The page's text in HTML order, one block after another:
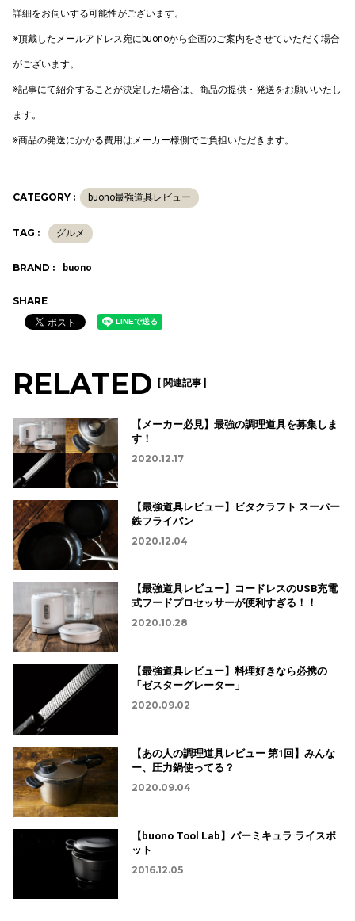
詳細をお伺いする可能性がございます。
※頂戴したメールアドレス宛にbuonoから企画のご案内をさせていただく場合
がございます。
※記事にて紹介することが決定した場合は、商品の提供・発送をお願いいたし
ます。
※商品の発送にかかる費用はメーカー様側でご負担いただきます。
CATEGORY : buono最強道具レビュー
TAG : グルメ
BRAND : buono
SHARE
RELATED [ 関連記事 ]
【メーカー必見】最強の調理道具を募集しま
す！
2020.12.17
【最強道具レビュー】ビタクラフト スーパー
鉄フライパン
2020.12.04
【最強道具レビュー】コードレスのUSB充電
式フードプロセッサーが便利すぎる！！
2020.10.28
【最強道具レビュー】料理好きなら必携の
「ゼスターグレーター」
2020.09.02
【あの人の調理道具レビュー 第1回】みんな
ー、圧力鍋使ってる？
2020.09.04
【buono Tool Lab】バーミキュラ ライスポ
ット
2016.12.05